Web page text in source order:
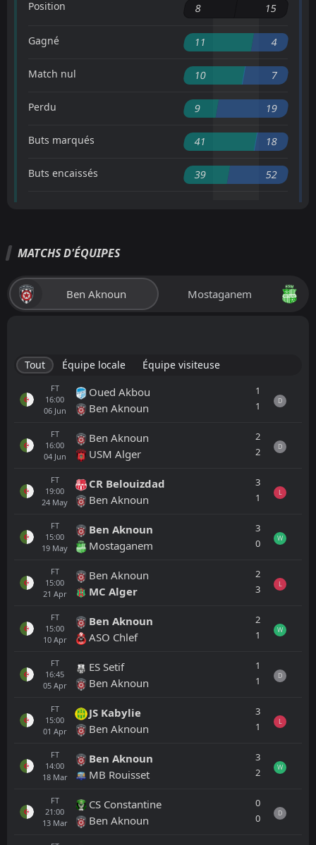
Position 8 15
Gagné 11 4
Match nul 10 7
Perdu 9 19
Buts marqués 41 18
Buts encaissés 39 52
MATCHS D'ÉQUIPES
Ben Aknoun Mostaganem
Tout Équipe locale Équipe visiteuse
FT
16:00
06 Jun
Oued Akbou
Ben Aknoun
1
1
D
FT
16:00
04 Jun
Ben Aknoun
USM Alger
2
2
D
FT
19:00
24 May
CR Belouizdad
Ben Aknoun
3
1
L
FT
15:00
19 May
Ben Aknoun
Mostaganem
3
0
W
FT
15:00
21 Apr
Ben Aknoun
MC Alger
2
3
L
FT
15:00
10 Apr
Ben Aknoun
ASO Chlef
2
1
W
FT
16:45
05 Apr
ES Setif
Ben Aknoun
1
1
D
FT
15:00
01 Apr
JS Kabylie
Ben Aknoun
3
1
L
FT
14:00
18 Mar
Ben Aknoun
MB Rouisset
3
2
W
FT
21:00
13 Mar
CS Constantine
Ben Aknoun
0
0
D